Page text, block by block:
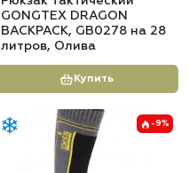
GONGTEX DRAGON
BACKPACK, GB0278 на 28
литров, Олива
Купить
-9%